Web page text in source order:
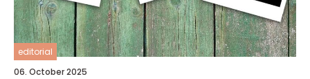
editorial
06. October 2025